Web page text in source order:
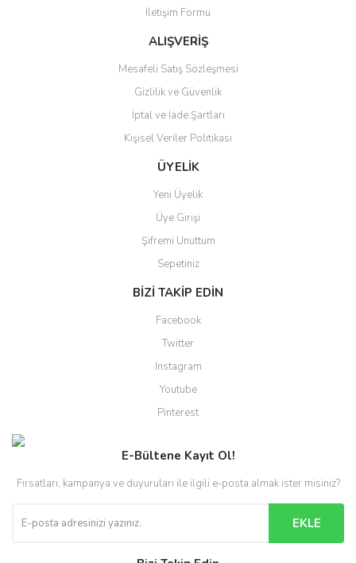
Ürün fiyatı diğer sitelerden daha pahalı.
Bu ürüne benzer farklı alternatifler olmalı.
Gönder
İletişim Formu
ALIŞVERİŞ
Mesafeli Satış Sözleşmesi
Gizlilik ve Güvenlik
İptal ve İade Şartları
Kişisel Veriler Politikası
ÜYELİK
Yeni Üyelik
Üye Girişi
Şifremi Unuttum
Sepetiniz
BİZİ TAKİP EDİN
Facebook
Twitter
Instagram
Youtube
Pinterest
E-Bültene Kayıt Ol!
Fırsatları, kampanya ve duyuruları ile ilgili e-posta almak ister misiniz?
EKLE